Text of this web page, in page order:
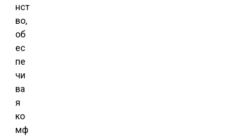
нст
во,
об
ес
пе
чи
ва
я
ко
мф